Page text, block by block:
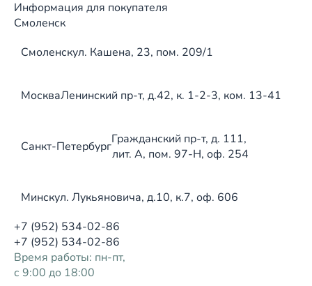
Информация для покупателя
Смоленск
Смоленскул. Кашена, 23, пом. 209/1
МоскваЛенинский пр-т, д.42, к. 1-2-3, ком. 13-41
Санкт-ПетербургГражданский пр-т, д. 111,
лит. А, пом. 97-Н, оф. 254
Минскул. Лукьяновича, д.10, к.7, оф. 606
+7 (952) 534-02-86
+7 (952) 534-02-86
Время работы: пн-пт,
с 9:00 до 18:00